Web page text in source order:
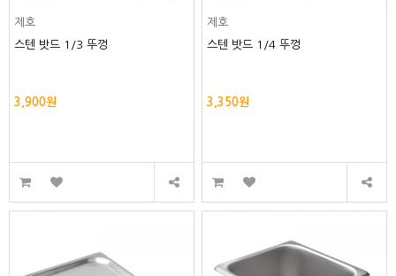
제호
스텐 밧드 1/3 뚜껑
3,900원
제호
스텐 밧드 1/4 뚜껑
3,350원